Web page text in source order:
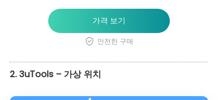
가격 보기
안전한 구매
2. 3uTools – 가상 위치